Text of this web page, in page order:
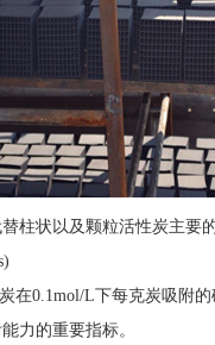
柱状以及颗粒活性炭主要
在0.1mol/L下每克炭吸附
力的重要指标。